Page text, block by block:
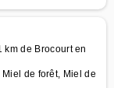
de Brocourt en
de forêt, Miel de